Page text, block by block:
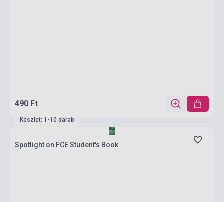
490 Ft
Készlet: 1-10 darab
Spotlight on FCE Student's Book